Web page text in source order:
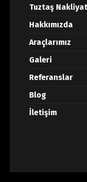
Tuztaş Nakliyat
Hakkımızda
Araçlarımız
Galeri
Referanslar
Blog
İletişim